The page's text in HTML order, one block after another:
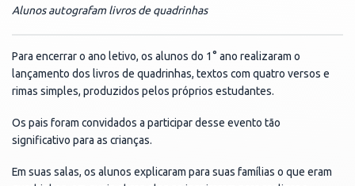
Alunos autografam livros de quadrinhas
Para encerrar o ano letivo, os alunos do 1° ano realizaram o
lançamento dos livros de quadrinhas, textos com quatro versos e
rimas simples, produzidos pelos próprios estudantes.
Os pais foram convidados a participar desse evento tão
significativo para as crianças.
Em suas salas, os alunos explicaram para suas famílias o que eram